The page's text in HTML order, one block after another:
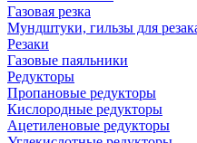
Газовая резка
Мундштуки, гильзы для
Резаки
Газовые паяльники
Редукторы
Пропановые редукторы
Кислородные редукторы
Ацетиленовые редукторы